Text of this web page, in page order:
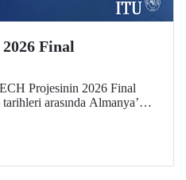
Final
Projesinin 2026 Final
arasında Almanya’da
ve projelerini